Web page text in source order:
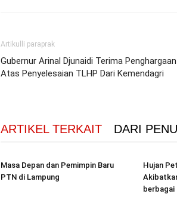
Artikulli paraprak
Gubernur Arinal Djunaidi Terima Penghargaan
Atas Penyelesaian TLHP Dari Kemendagri
ARTIKEL TERKAIT DARI
Masa Depan dan Pemimpin Baru
PTN di Lampung
Hujan
berbagai